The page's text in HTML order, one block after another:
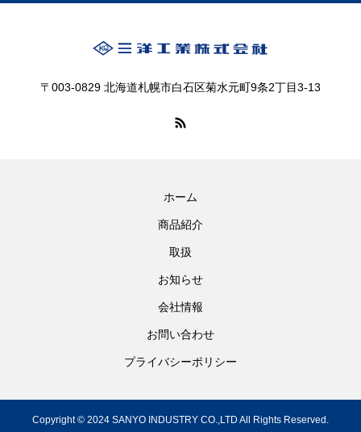
〒003-0829 北海道札幌市白石区菊水元町9条2丁目3-13
ホーム
商品紹介
取扱
お知らせ
会社情報
お問い合わせ
プライバシーポリシー
Copyright © 2024 SANYO INDUSTRY CO.,LTD All Rights Reserved.